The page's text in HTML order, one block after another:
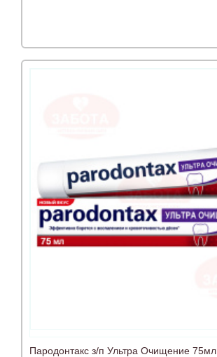
Пародонтакс з/п Ультра Очищение 75мл